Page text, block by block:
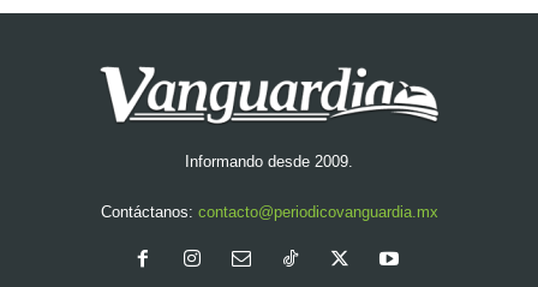
Informando desde 2009.
Contáctanos: contacto@periodicovanguardia.mx